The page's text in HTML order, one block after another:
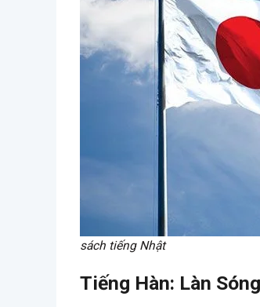
sách tiếng Nhật
Tiếng Hàn: Làn